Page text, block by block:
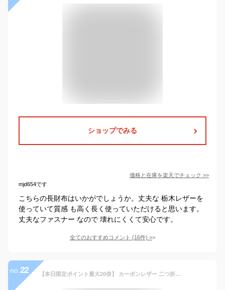
ショップでみる
価格と在庫を楽天でチェック >>
mjd654です
こちらの長財布はいかがでしょうか。丈夫な 栃木レザーを
使っていて質感 も高く長く使っていただけると思います。
丈夫なファスナー なので 壊れにくくて安心です。
全てのおすすめコメント (16件) >
no. 22 【本日限定ポイント最大20倍】 カーボンレザー 二つ折り財布 財布 メンズ ミニ財布 二つ折り財布メンズ 財布 レザー 二つ折り 入学祝い カジュアル ビジネス 紳士 中学生 高校生 大学生 10代 20代 30代 財布 財布メンズ